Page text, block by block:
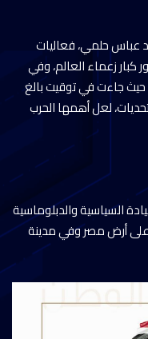
عباس حلمي، فعاليات
زعماء العالم، وفي
حيث جاءت في توقيت بالغ
لعل أهمها الحرب
السياسية والدبلوماسية
على أرض مصر وفي مدينة